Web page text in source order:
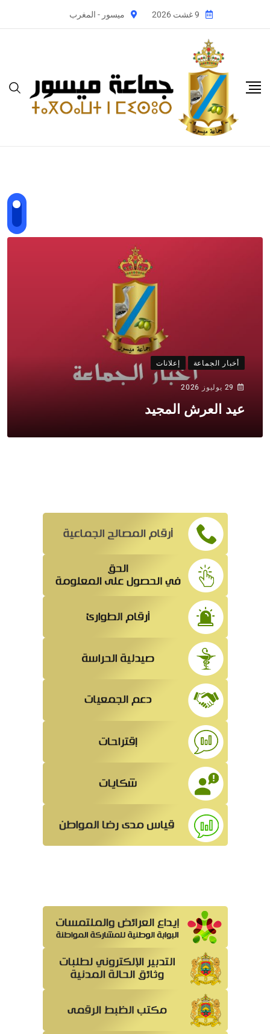
9 غشت 2026 ميسور - المغرب
أخبار الجماعة إعلانات
29 يوليوز 2026
عيد العرش المجيد